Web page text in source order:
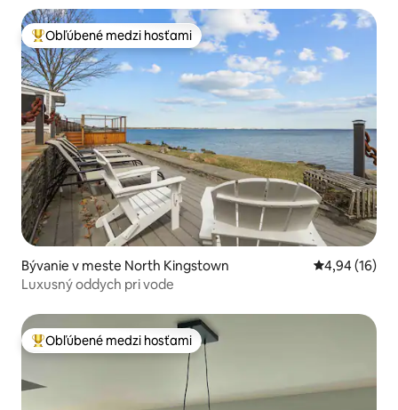
Najobľúbenejšie medzi hosťami
Obľúbené medzi hosťami
Bývanie v meste North Kingstown Priemerné
4,94 (16)
Luxusný oddych pri vode
Najobľúbenejšie medzi hosťami
Obľúbené medzi hosťami